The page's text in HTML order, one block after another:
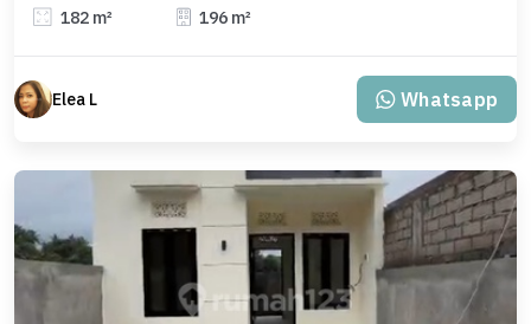
182 m² 196 m²
Elea L Whatsapp